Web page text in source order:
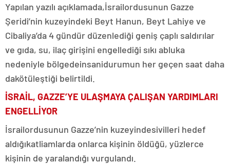
Yapılan yazılı açıklamada,İsrailordusunun Gazze
Şeridi’nin kuzeyindeki Beyt Hanun, Beyt Lahiye ve
Cibaliya’da 4 gündür düzenlediği geniş çaplı saldırılar
ve gıda, su, ilaç girişini engellediği sıkı abluka
nedeniyle bölgedeinsanidurumun her geçen saat daha
dakötüleştiği belirtildi.
İSRAİL, GAZZE’YE ULAŞMAYA ÇALIŞAN YARDIMLARI
ENGELLİYOR
İsrailordusunun Gazze’nin kuzeyindesivilleri hedef
aldığıkatliamlarda onlarca kişinin öldüğü, yüzlerce
kişinin de yaralandığı vurgulandı.